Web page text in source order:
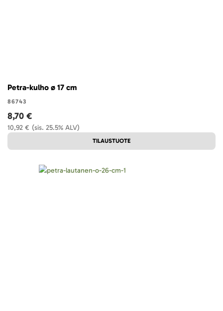
Petra-kulho ø 17 cm
86743
(sis. 25.5% ALV)
10,92 €
8,70 €
TILAUSTUOTE